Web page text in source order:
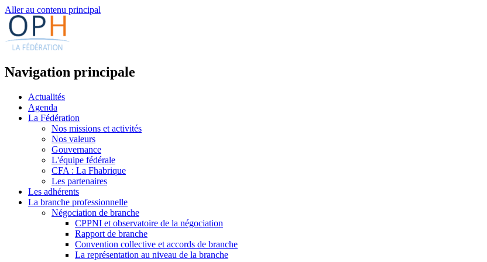
Aller au contenu principal
Navigation principale
Actualités
Agenda
La Fédération
Nos missions et activités
Nos valeurs
Gouvernance
L'équipe fédérale
CFA : La Fhabrique
Les partenaires
Les adhérents
La branche professionnelle
Négociation de branche
CPPNI et observatoire de la négociation
Rapport de branche
Convention collective et accords de branche
La représentation au niveau de la branche